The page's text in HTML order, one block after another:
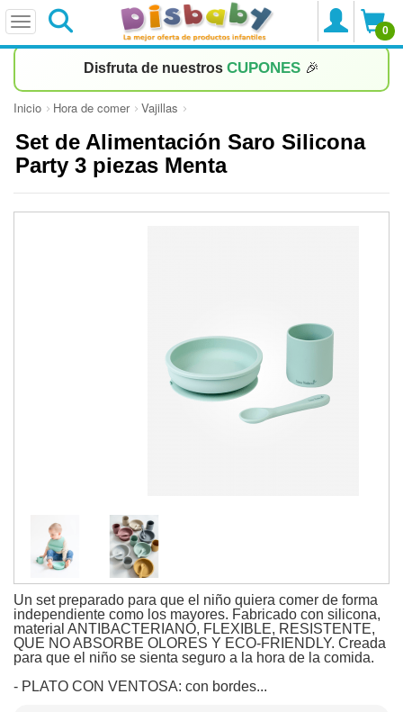
0
Disfruta de nuestros CUPONES 🎉
Inicio Hora de comer Vajillas
Set de Alimentación Saro Silicona
Party 3 piezas Menta
Un set preparado para que el niño quiera comer de forma
independiente como los mayores. Fabricado con silicona,
material ANTIBACTERIANO, FLEXIBLE, RESISTENTE,
QUE NO ABSORBE OLORES Y ECO-FRIENDLY. Creada
para que el niño se sienta seguro a la hora de la comida.
- PLATO CON VENTOSA: con bordes...